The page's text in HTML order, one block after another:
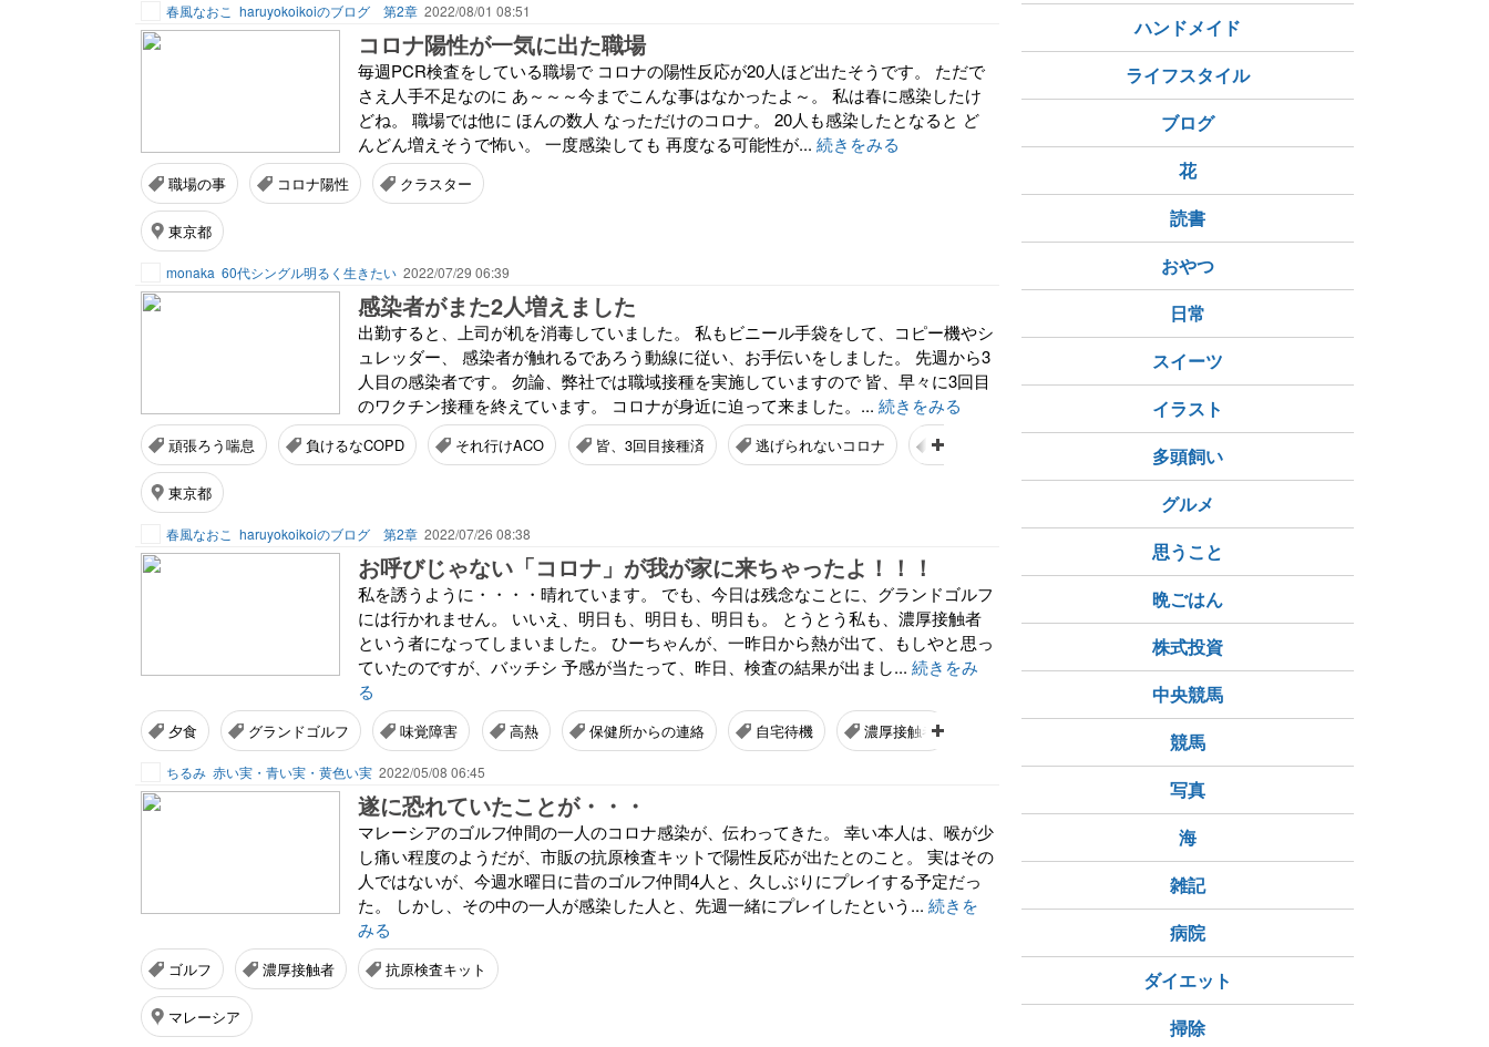
春風なおこ haruyokoikoiのブログ 第2章 2022/08/01 08:51
コロナ陽性が一気に出た職場
毎週PCR検査をしている職場で コロナの陽性反応が20人ほど出たそうです。 ただで
さえ人手不足なのに あ～～～今までこんな事はなかったよ～。 私は春に感染したけ
どね。 職場では他に ほんの数人 なっただけのコロナ。 20人も感染したとなると ど
んどん増えそうで怖い。 一度感染しても 再度なる可能性が... 続きをみる
職場の事 コロナ陽性 クラスター
東京都
monaka 60代シングル明るく生きたい 2022/07/29 06:39
感染者がまた2人増えました
出勤すると、上司が机を消毒していました。 私もビニール手袋をして、コピー機やシ
ュレッダー、 感染者が触れるであろう動線に従い、お手伝いをしました。 先週から3
人目の感染者です。 勿論、弊社では職域接種を実施していますので 皆、早々に3回目
のワクチン接種を終えています。 コロナが身近に迫って来ました。... 続きをみる
頑張ろう喘息 負けるなCOPD それ行けACO 皆、3回目接種済 逃げられないコロナ 明日は我が身 エッセンシャルワーカー
東京都
春風なおこ haruyokoikoiのブログ 第2章 2022/07/26 08:38
お呼びじゃない「コロナ」が我が家に来ちゃったよ！！！
私を誘うように・・・・晴れています。 でも、今日は残念なことに、グランドゴルフ
には行かれません。 いいえ、明日も、明日も、明日も。 とうとう私も、濃厚接触者
という者になってしまいました。 ひーちゃんが、一昨日から熱が出て、もしやと思っ
ていたのですが、バッチシ 予感が当たって、昨日、検査の結果が出まし... 続きをみ
る
夕食 グランドゴルフ 味覚障害 高熱 保健所からの連絡 自宅待機 濃厚接触者
ちるみ 赤い実・青い実・黄色い実 2022/05/08 06:45
遂に恐れていたことが・・・
マレーシアのゴルフ仲間の一人のコロナ感染が、伝わってきた。 幸い本人は、喉が少
し痛い程度のようだが、市販の抗原検査キットで陽性反応が出たとのこと。 実はその
人ではないが、今週水曜日に昔のゴルフ仲間4人と、久しぶりにプレイする予定だっ
た。 しかし、その中の一人が感染した人と、先週一緒にプレイしたという... 続きを
みる
ゴルフ 濃厚接触者 抗原検査キット
マレーシア
ハンドメイド
ライフスタイル
ブログ
花
読書
おやつ
日常
スイーツ
イラスト
多頭飼い
グルメ
思うこと
晩ごはん
株式投資
中央競馬
競馬
写真
海
雑記
病院
ダイエット
掃除